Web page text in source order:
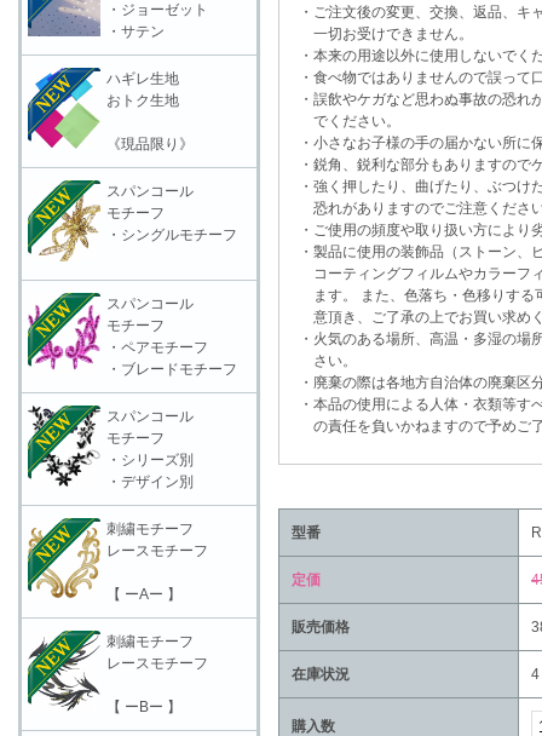
・ご注文後の変更、交換、返品、キ
一切お受けできません。
・本来の用途以外に使用しないでく
・食べ物ではありませんので誤って
・誤飲やケガなど思わぬ事故の恐れ
でください。
・小さなお子様の手の届かない所に
・鋭角、鋭利な部分もありますので
・強く押したり、曲げたり、ぶつけ
恐れがありますのでご注意くださ
・ご使用の頻度や取り扱い方により
・製品に使用の装飾品（ストーン、
コーティングフィルムやカラーフ
ます。 また、色落ち・色移りする
意頂き、ご了承の上でお買い求め
・火気のある場所、高温・多湿の場
さい。
・廃棄の際は各地方自治体の廃棄区
・本品の使用による人体・衣類等す
の責任を負いかねますので予めご
型番
定価
販売価格
在庫状況 4
購入数
・ジョーゼット
・サテン
ハギレ生地
おトク生地
《現品限り》
スパンコール
モチーフ
・シングルモチーフ
スパンコール
モチーフ
・ペアモチーフ
・ブレードモチーフ
スパンコール
モチーフ
・シリーズ別
・デザイン別
刺繍モチーフ
レースモチーフ
【 ーAー 】
刺繍モチーフ
レースモチーフ
【 ーBー 】